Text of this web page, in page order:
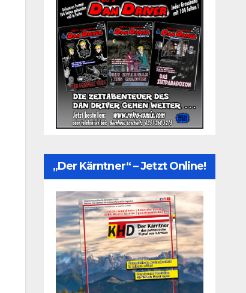
„Der Kärntner“ – Jetzt Online!